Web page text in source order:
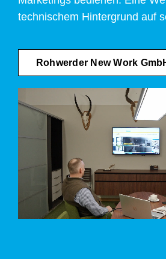
technischem Hintergrund auf
Rohwerder New Work